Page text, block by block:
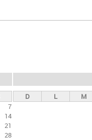
7
14
21
28
D L M